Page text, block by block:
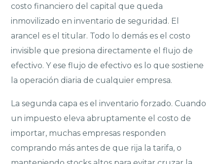
costo financiero del capital que queda
inmovilizado en inventario de seguridad. El
arancel es el titular. Todo lo demás es el costo
invisible que presiona directamente el flujo de
efectivo. Y ese flujo de efectivo es lo que sostiene
la operación diaria de cualquier empresa.
La segunda capa es el inventario forzado. Cuando
un impuesto eleva abruptamente el costo de
importar, muchas empresas responden
comprando más antes de que rija la tarifa, o